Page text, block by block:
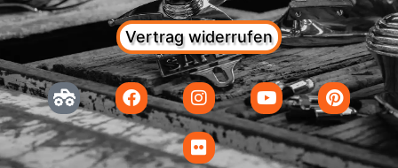
Vertrag widerrufen